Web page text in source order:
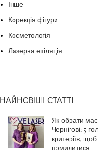
Інше
Корекція фігури
Косметологія
Лазерна епіляція
НАЙНОВІШІ СТАТТІ
Як обрати
Чернігові: 5
критеріїв,
помилитися